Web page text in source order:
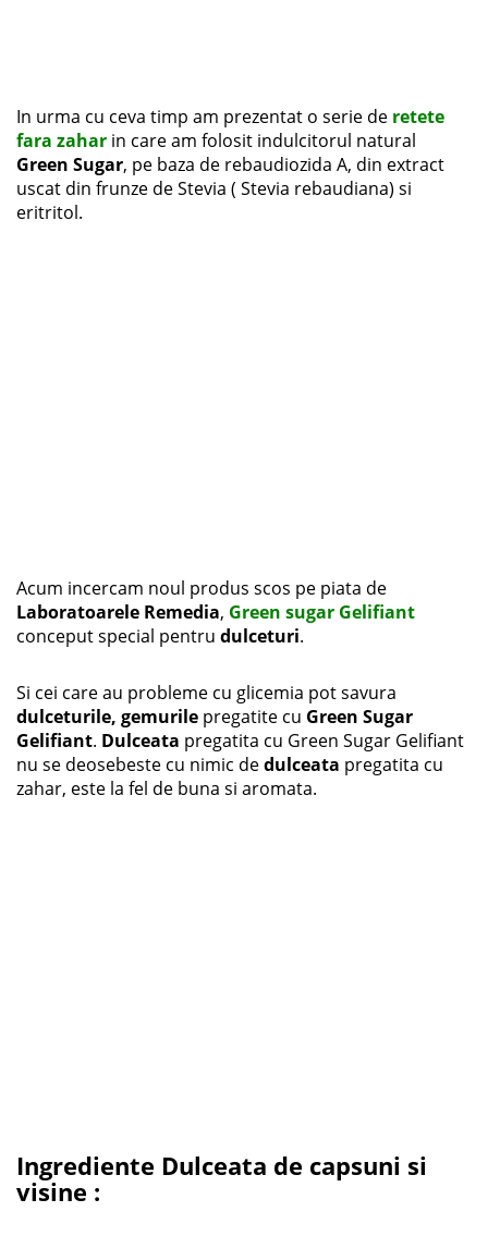
In urma cu ceva timp am prezentat o serie de retete
fara zahar in care am folosit indulcitorul natural
Green Sugar, pe baza de rebaudiozida A, din extract
uscat din frunze de Stevia ( Stevia rebaudiana) si
eritritol.
Acum incercam noul produs scos pe piata de
Laboratoarele Remedia, Green sugar Gelifiant
conceput special pentru dulceturi.
Si cei care au probleme cu glicemia pot savura
dulceturile, gemurile pregatite cu Green Sugar
Gelifiant. Dulceata pregatita cu Green Sugar Gelifiant
nu se deosebeste cu nimic dedulceata pregatita cu
zahar, este la fel de buna si aromata.
Ingrediente Dulceata de capsuni si
visine :